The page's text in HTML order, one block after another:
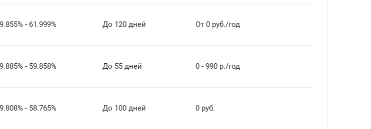
- 61.999% До 120 дней От 0 руб./год
- 59.858% До 55 дней 0 - 990 р./год
- 58.765% До 100 дней 0 руб.